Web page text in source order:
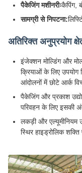
पैकेजिंग मशीनरीःकैपिंग,
सामग्री से निपटना:
अतिरिक्त अनुप्रयोग
इंजेक्शन मोल्डिंग और
क्रियाओं के लिए उपयोग
आंदोलनों में छोटे आर्क
पैकेजिंग और प्रकाश
परिवहन के लिए इसकी
लकड़ी और एल्यूमीनियम
स्थिर हाइड्रोलिक